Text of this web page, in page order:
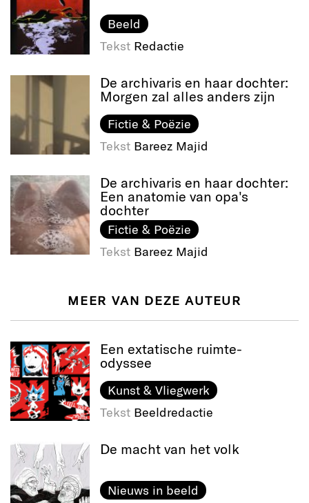
Beeld
Tekst Redactie
De archivaris en haar dochter:
Morgen zal alles anders zijn
Fictie & Poëzie
Tekst Bareez Majid
De archivaris en haar dochter:
Een anatomie van opa's
dochter
Fictie & Poëzie
Tekst Bareez Majid
MEER VAN DEZE AUTEUR
Een extatische ruimte-
odyssee
Kunst & Vliegwerk
Tekst Beeldredactie
De macht van het volk
Nieuws in beeld